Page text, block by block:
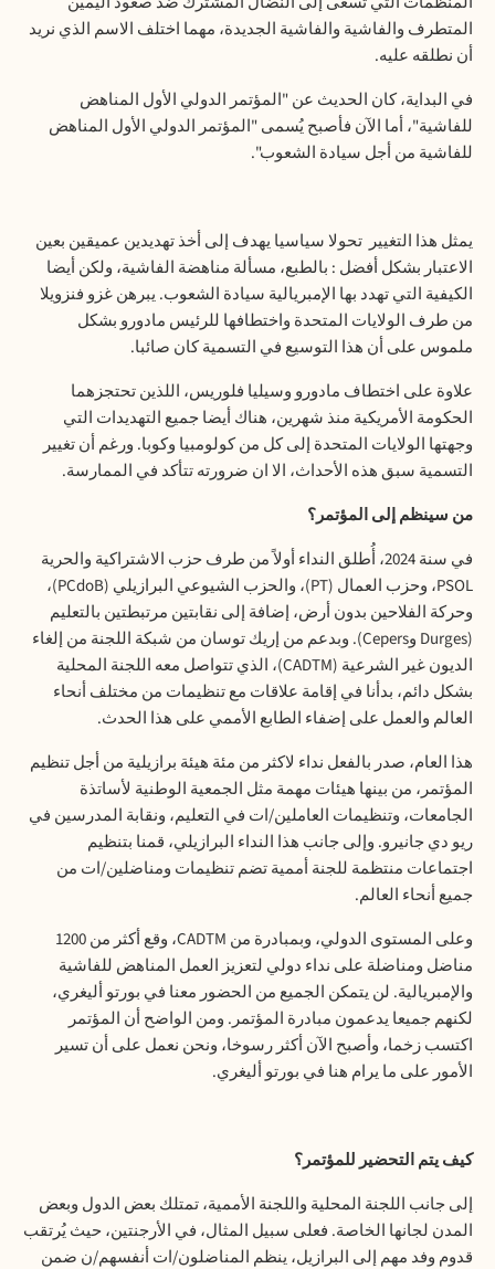
المتطرف والفاشية والفاشية الجديدة، مهما اختلف الاسم الذي نريد
أن نطلقه عليه.
في البداية، كان الحديث عن "المؤتمر الدولي الأول المناهض
للفاشية"، أما الآن فأصبح يُسمى "المؤتمر الدولي الأول المناهض
للفاشية من أجل سيادة الشعوب".
يمثل هذا التغيير تحولا سياسيا يهدف إلى أخذ تهديدين عميقين بعين
الاعتبار بشكل أفضل : بالطبع، مسألة مناهضة الفاشية، ولكن أيضا
الكيفية التي تهدد بها الإمبريالية سيادة الشعوب. يبرهن غزو فنزويلا
من طرف الولايات المتحدة واختطافها للرئيس مادورو بشكل
ملموس على أن هذا التوسيع في التسمية كان صائبا.
علاوة على اختطاف مادورو وسيليا فلوريس، اللذين تحتجزهما
الحكومة الأمريكية منذ شهرين، هناك أيضا جميع التهديدات التي
وجهتها الولايات المتحدة إلى كل من كولومبيا وكوبا. ورغم أن تغيير
التسمية سبق هذه الأحداث، الا ان ضرورته تتأكد في الممارسة.
من سينظم إلى المؤتمر؟
في سنة 2024، أُطلق النداء أولاً من طرف حزب الاشتراكية والحرية
PSOL، وحزب العمال (PT)، والحزب الشيوعي البرازيلي (PCdoB)،
وحركة الفلاحين بدون أرض، إضافة إلى نقابتين مرتبطتين بالتعليم
(Durges وCepers). وبدعم من إريك توسان من شبكة اللجنة من إلغاء
الديون غير الشرعية (CADTM)، الذي تتواصل معه اللجنة المحلية
بشكل دائم، بدأنا في إقامة علاقات مع تنظيمات من مختلف أنحاء
العالم والعمل على إضفاء الطابع الأممي على هذا الحدث.
هذا العام، صدر بالفعل نداء لاكثر من مئة هيئة برازيلية من أجل تنظيم
المؤتمر، من بينها هيئات مهمة مثل الجمعية الوطنية لأساتذة
الجامعات، وتنظيمات العاملين/ات في التعليم، ونقابة المدرسين في
ريو دي جانيرو. وإلى جانب هذا النداء البرازيلي، قمنا بتنظيم
اجتماعات منتظمة للجنة أممية تضم تنظيمات ومناضلين/ات من
جميع أنحاء العالم.
وعلى المستوى الدولي، وبمبادرة من CADTM، وقع أكثر من 1200
مناضل ومناضلة على نداء دولي لتعزيز العمل المناهض للفاشية
والإمبريالية. لن يتمكن الجميع من الحضور معنا في بورتو أليغري،
لكنهم جميعا يدعمون مبادرة المؤتمر. ومن الواضح أن المؤتمر
اكتسب زخما، وأصبح الآن أكثر رسوخا، ونحن نعمل على أن تسير
الأمور على ما يرام هنا في بورتو أليغري.
كيف يتم التحضير للمؤتمر؟
إلى جانب اللجنة المحلية واللجنة الأممية، تمتلك بعض الدول وبعض
المدن لجانها الخاصة. فعلى سبيل المثال، في الأرجنتين، حيث يُرتقب
قدوم وفد مهم إلى البرازيل، ينظم المناضلون/ات أنفسهم/ن ضمن